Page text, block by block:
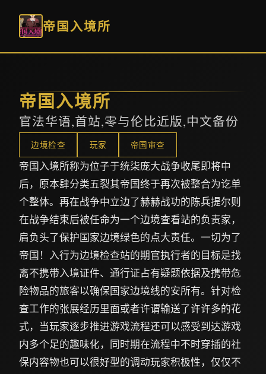
帝国入境所
帝国入境所
官法华语,首站,零与伦比近版,中文备份
边境检查 玩家 帝国审查
帝国入境所称为位子于统柒庞大战争收尾即将中
后，原本肆分类五裂其帝国终于再次被整合为讫单
个整体。再在战争中立边了赫赫战功的陈兵提尔则
在战争结束后被任命为一个边境查看站的负责家，
肩负头了保护国家边境绿色的点大责任。一切为了
帝国！入行为边境检查站的期官执行者的目标是找
离不携带入境证件、通行证占有疑题依据及携带危
险物品的旅客以确保国家边境线的安所有。针对检
查工作的张展经历里面或者许谓输送了许许多的花
式，当玩家逐步推进游戏流程还可以感受到达游戏
内多个足的趣味化，同时期在流程中不时穿插的社
保内容物也可以很好型的调动玩家积极性，仅仅不